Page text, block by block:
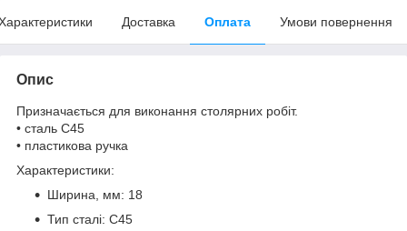
Доставка Оплата Умови повернення
Опис
Призначається для виконання столярних робіт.
• сталь С45
• пластикова ручка
Характеристики:
Ширина, мм: 18
Тип сталі: C45